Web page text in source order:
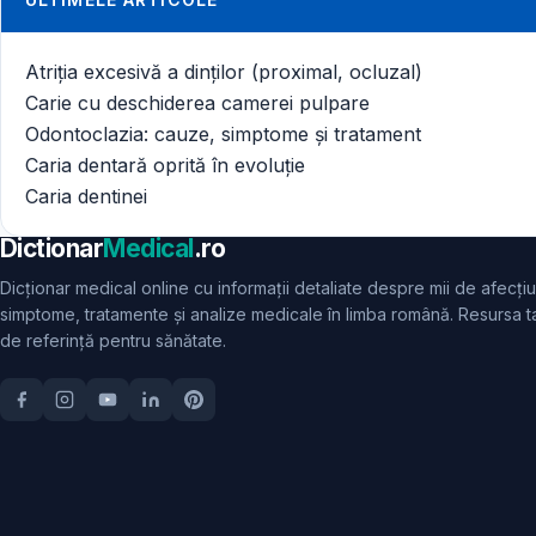
Atriția excesivă a dinților (proximal, ocluzal)
Carie cu deschiderea camerei pulpare
Odontoclazia: cauze, simptome și tratament
Caria dentară oprită în evoluție
Caria dentinei
DictionarMedical.ro
Dicționar medical online cu informații detaliate despre mii de
simptome, tratamente și analize medicale în limba română. Resursa
de referință pentru sănătate.